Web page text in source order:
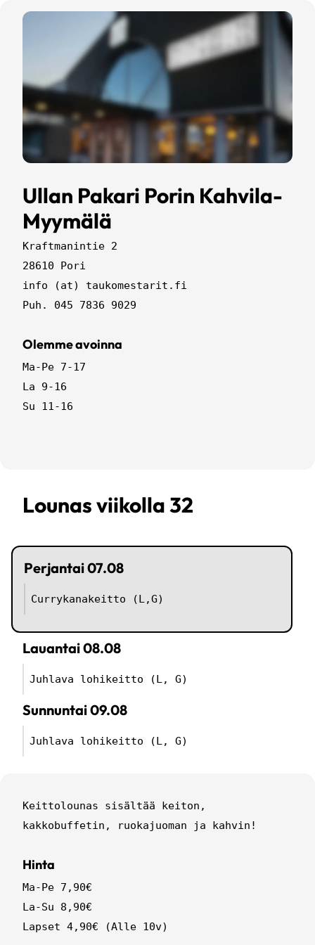
Ullan Pakari Porin Kahvila-
Myymälä
Kraftmanintie 2
28610 Pori
info (at) taukomestarit.fi
Puh. 045 7836 9029
Olemme avoinna
Ma-Pe 7-17
La 9-16
Su 11-16
Lounas viikolla32
perjantai07.08
Currykanakeitto (L,G)
lauantai08.08
Juhlava lohikeitto (L, G)
sunnuntai09.08
Juhlava lohikeitto (L, G)
Keittolounas sisältää keiton,
kakkobuffetin, ruokajuoman ja kahvin!
Hinta
Ma-Pe 7,90€
La-Su 8,90€
Lapset 4,90€ (Alle 10v)